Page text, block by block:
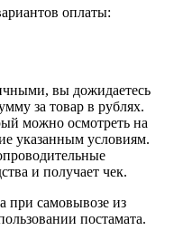
оплаты:
вы дожидаетесь
за товар в рублях.
можно осмотреть на
указанным условиям.
и получает чек.
при самовывозе из
постамата.